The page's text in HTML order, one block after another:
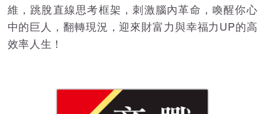
維，跳脫直線思考框架，刺激腦內革命，喚醒你心
中的巨人，翻轉現況，迎來財富力與幸福力UP的高
效率人生！